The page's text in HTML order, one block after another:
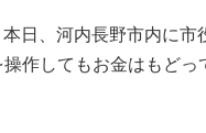
日、河内長野市内に
作してもお金はもど